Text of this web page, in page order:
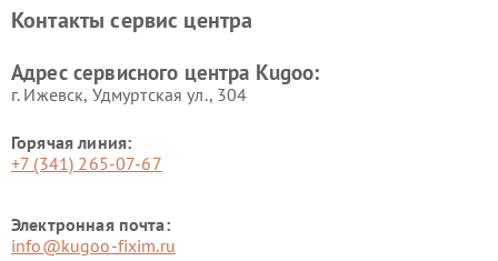
Контакты сервис центра
Адрес сервисного центра Kugoo:
г. Ижевск, Удмуртская ул., 304
Горячая линия:
+7 (341) 265-07-67
Электронная почта:
info@kugoo-fixim.ru